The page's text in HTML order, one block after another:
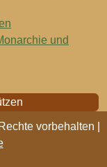
und
vorbehalten |